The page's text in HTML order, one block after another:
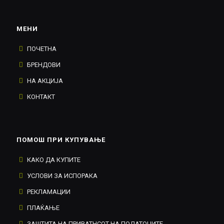
МЕНИ
ПОЧЕТНА
БРЕНДОВИ
НА АКЦИЈА
КОНТАКТ
ПОМОШ ПРИ КУПУВАЊЕ
КАКО ДА КУПИТЕ
УСЛОВИ ЗА ИСПОРАКА
РЕКЛАМАЦИИ
ПЛАЌАЊЕ